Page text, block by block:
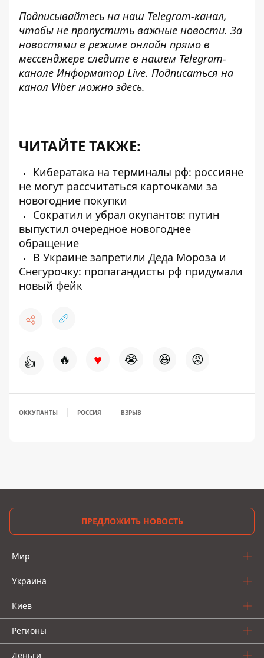
Подписывайтесь на наш Telegram-канал,
чтобы не пропустить важные новости. За
новостями в режиме онлайн прямо в
мессенджере следите в нашем Telegram-
канале Информатор Live. Подписаться на
канал Viber можно здесь.
ЧИТАЙТЕ ТАКЖЕ:
Кибератака на терминалы рф: россияне
не могут рассчитаться карточками за
новогодние покупки
Сократил и убрал окупантов: путин
выпустил очередное новогоднее
обращение
В Украине запретили Деда Мороза и
Снегурочку: пропагандисты рф придумали
новый фейк
👍 🔥 ♥ 😭 😆 😡
ОККУПАНТЫ РОССИЯ ВЗРЫВ
ПРЕДЛОЖИТЬ НОВОСТЬ
Мир
Украина
Киев
Регионы
Деньги